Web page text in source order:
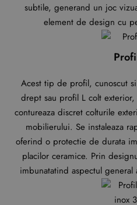
subtile, generand un joc
element de design cu
Acest tip de profil, cunoscut
drept sau profil L colt
contureaza discret colturile
mobilierului. Se instaleaza
oferind o protectie de durata
placilor ceramice. Prin
imbunatatind aspectul